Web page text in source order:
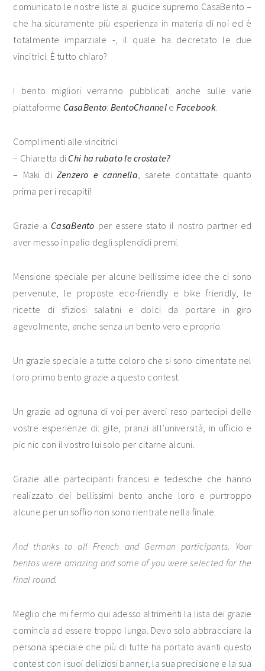
comunicato le nostre liste al giudice supremo CasaBento –
che ha sicuramente più esperienza in materia di noi ed è
totalmente imparziale -, il quale ha decretato le due
vincitrici. È tutto chiaro?
I bento migliori verranno pubblicati anche sulle varie
piattaforme CasaBento: BentoChannele Facebook.
Complimenti alle vincitrici
– Chiaretta di Chi ha rubato le crostate?
– Maki di Zenzero e cannella, sarete contattate quanto
prima per i recapiti!
Grazie a CasaBento per essere stato il nostro partner ed
aver messo in palio degli splendidi premi.
Mensione speciale per alcune bellissime idee che ci sono
pervenute, le proposte eco-friendly e bike friendly, le
ricette di sfiziosi salatini e dolci da portare in giro
agevolmente, anche senza un bento vero e proprio.
Un grazie speciale a tutte coloro che si sono cimentate nel
loro primo bento grazie a questo contest.
Un grazie ad ognuna di voi per averci reso partecipi delle
vostre esperienze di: gite, pranzi all’università, in ufficio e
pic nic con il vostro lui solo per citarne alcuni.
Grazie alle partecipanti francesi e tedesche che hanno
realizzato dei bellissimi bento anche loro e purtroppo
alcune per un soffio non sono rientrate nella finale.
And thanks to all French and German participants. Your
bentos were amazing and some of you were selected for the
final round.
Meglio che mi fermo qui adesso altrimenti la lista dei grazie
comincia ad essere troppo lunga. Devo solo abbracciare la
persona speciale che più di tutte ha portato avanti questo
contest con i suoi deliziosi banner, la sua precisione e la sua